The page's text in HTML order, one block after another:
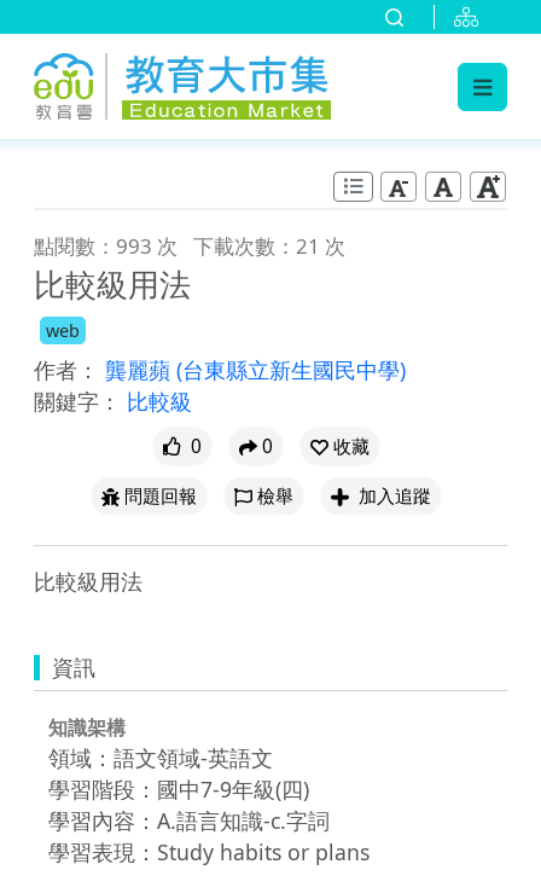
點閱數：993 次 下載次數：21 次
比較級用法
web
作者： 龔麗蘋 (台東縣立新生國民中學)
關鍵字： 比較級
0 0
收藏
問題回報
檢舉 加入追蹤
比較級用法
資訊
知識架構
領域：語文領域-英語文
學習階段：國中7-9年級(四)
學習內容：A.語言知識-c.字詞
學習表現：Study habits or plans